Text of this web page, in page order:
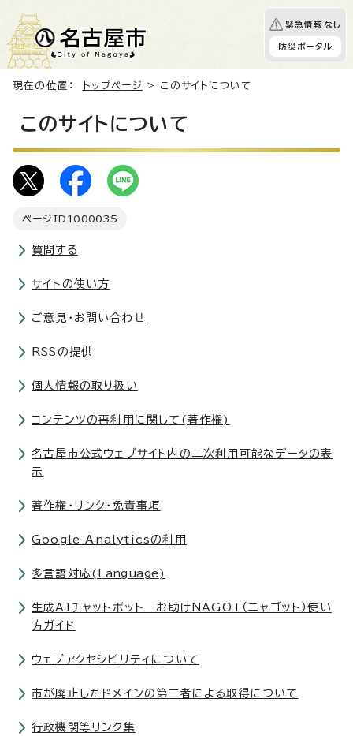
緊急情報なし
防災ポータル
現在の位置： トップページ > このサイトについて
このサイトについて
ページID 1000035
質問する
サイトの使い方
ご意見・お問い合わせ
RSSの提供
個人情報の取り扱い
コンテンツの再利用に関して(著作権)
名古屋市公式ウェブサイト内の二次利用可能なデータの表
示
著作権・リンク・免責事項
Google Analyticsの利用
多言語対応( Language )
生成AIチャットボット お助けNAGOT（ニャゴット）使い
方ガイド
ウェブアクセシビリティについて
市が廃止したドメインの第三者による取得について
行政機関等リンク集